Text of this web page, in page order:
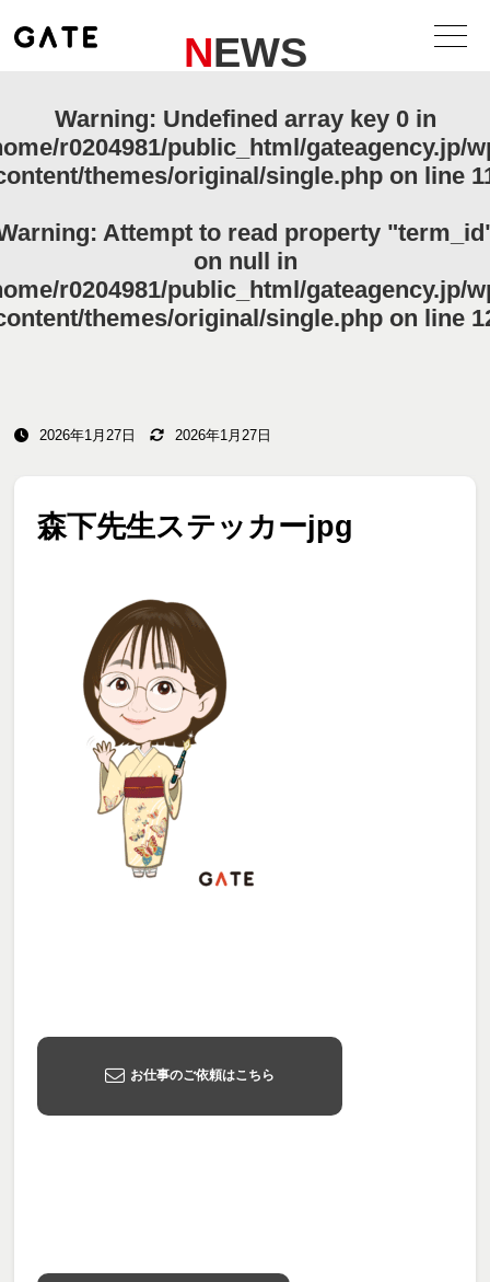
NEWS
Warning: Undefined array key 0 in
r0204981/public_html/gateagency.jp/
themes/original/single.php on line
: Attempt to read property
on null in
r0204981/public_html/gateagency.jp/
themes/original/single.phpon line
2026年1月27日 2026年1月27日
森下先生ステッカーjpg
お仕事のご依頼はこちら